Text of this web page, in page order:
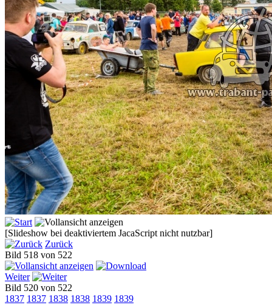
[Slideshow bei deaktiviertem JacaScript nicht nutzbar]
Zurück
Bild 518 von 522
Weiter
Bild 520 von 522
1837 1837 1838 1838 1839 1839